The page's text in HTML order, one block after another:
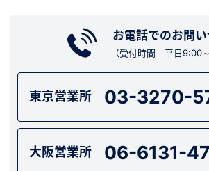
お電話でのお問
（受付時間 平日9:00
東京営業所 03-3270-
大阪営業所 06-6131-